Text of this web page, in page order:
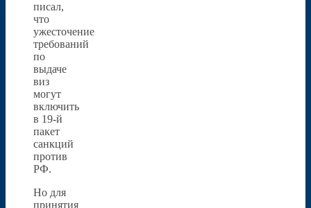
писал,
что
ужесточение
требований
по
выдаче
виз
могут
включить
в 19-й
пакет
санкций
против
РФ.
Но для
принятия